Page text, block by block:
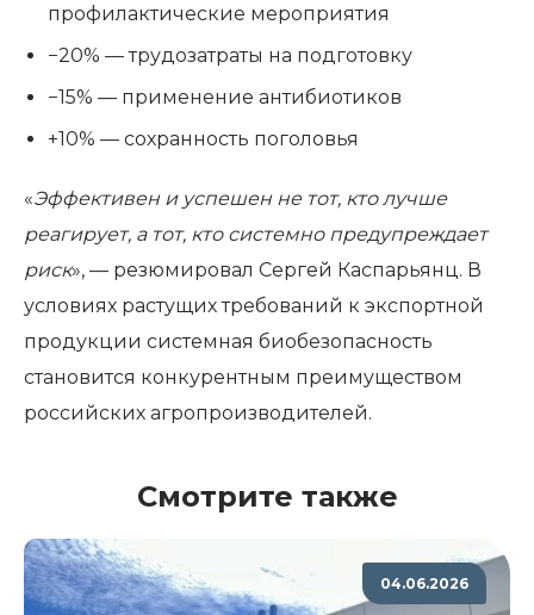
профилактические мероприятия
−20% — трудозатраты на подготовку
−15% — применение антибиотиков
+10% — сохранность поголовья
«Эффективен и успешен не тот, кто лучше
реагирует, а тот, кто системно предупреждает
риск», — резюмировал Сергей Каспарьянц. В
условиях растущих требований к экспортной
продукции системная биобезопасность
становится конкурентным преимуществом
российских агропроизводителей.
Смотрите также
04.06.2026